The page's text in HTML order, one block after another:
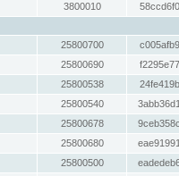
3800010
25800700
25800690
25800538
25800540
25800678
25800680
25800500